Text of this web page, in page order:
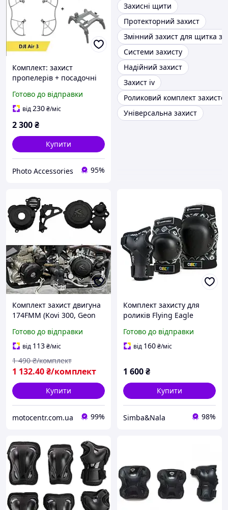
Комплект: захист
пропелерів + посадочні
Готово до відправки
від230₴/міс
2 300₴
Купити
Photo Accessories 95%
Захисні щити
Протекторний захист
Змінний захист для щитка
Системи захисту
Надійний захист
Захист iv
Роликовий комплект
Універсальна захист
Комплект захист двигуна
174FMM (Kovi 300, Geon
Pro Factory 300) кришки
картера, помпи, зірки
Готово до відправки
від 113₴/міс
1 132.40₴/комплект
1 490 ₴/комплект
Купити
motocentr.com.ua 99%
Комплект захисту для
роликів Flying Eagle
налокітники і рукавички
Готово до відправки
від 160₴/міс
1 600₴
Купити
Simba&Nala 98%